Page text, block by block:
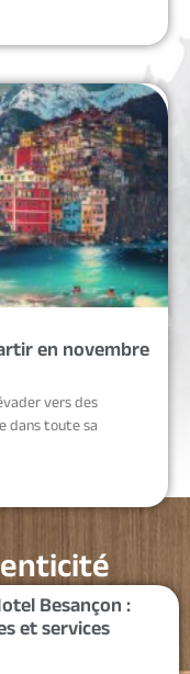
en novembre
vers des
dans toute sa
Besançon :
et services